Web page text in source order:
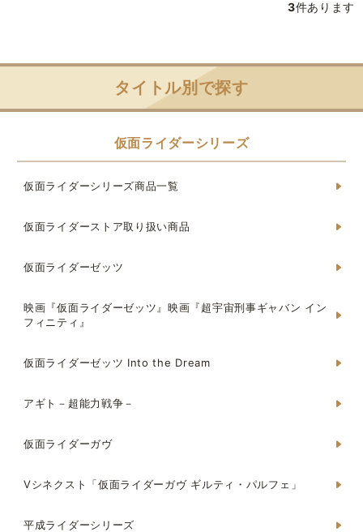
3件あります
タイトル別で探す
仮面ライダーシリーズ
仮面ライダーシリーズ商品一覧
仮面ライダーストア取り扱い商品
仮面ライダーゼッツ
映画『仮面ライダーゼッツ』映画『超宇宙刑事ギャバン イン
フィニティ』
仮面ライダーゼッツ Into the Dream
アギト－超能力戦争－
仮面ライダーガヴ
Vシネクスト「仮面ライダーガヴ ギルティ・パルフェ」
平成ライダーシリーズ